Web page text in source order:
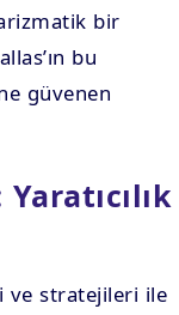
bir
bu
güvenen
ve stratejileri ile